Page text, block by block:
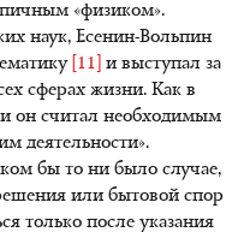
«физиком».
наук, Есенин-Вольпин
[11] и выступал за
сферах жизни. Как в
он считал необходимым
деятельности».
бы то ни было случае,
или бытовой спор
только после указания